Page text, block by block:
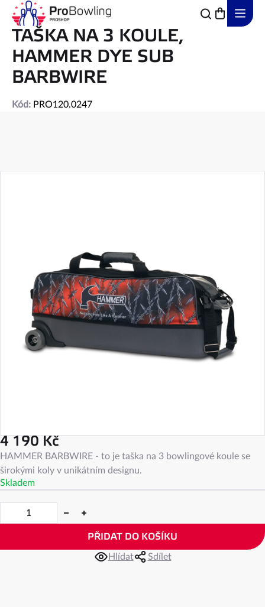
Přejít
obsah
TAŠKA NA 3 KOULE,
HAMMER DYE SUB
BARBWIRE
Kód: PRO120.0247
4 190 Kč
Měrná
cena:
Skladem
PŘIDAT DO KOŠÍKU
HAMMER BARBWIRE - to je taška na 3 bowlingové koule se
širokými koly v unikátním designu.
Hlídat Sdílet